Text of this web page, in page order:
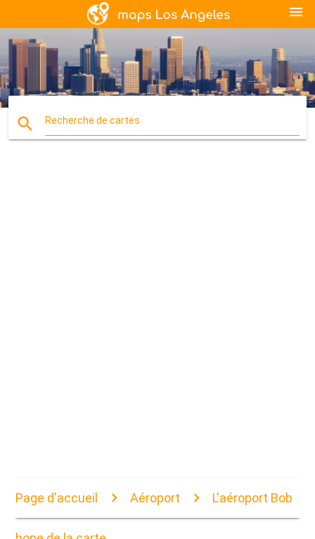
menu
search Recherche de cartes
Page d'accueil Aéroport L'aéroport Bob